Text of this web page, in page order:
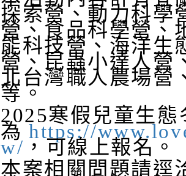
探索營、動力科學
營、食品科學營、
能科技營、海洋生
營、昆蟲小達人營
北台灣職人農場營
等。
2025寒假兒童生
為https://
w/ ，可線上報名。
本案相關問題請逕